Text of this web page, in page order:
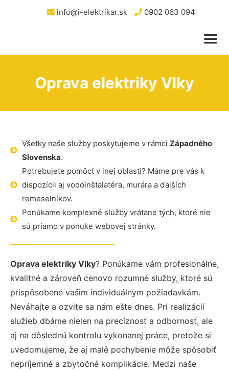
info@i-elektrikar.sk 0902 063 094
Oprava elektriky Vlky
Všetky naše služby poskytujeme v rámci Západného
Slovenska.
Potrebujete pomôcť v inej oblasti? Máme pre vás k
dispozícii aj vodoinštalatéra, murára a ďalších
remeselníkov.
Ponúkame komplexné služby vrátane tých, ktoré nie
sú priamo v ponuke webovej stránky.
Oprava elektriky Vlky? Ponúkame vám profesionálne,
kvalitné a zároveň cenovo rozumné služby, ktoré sú
prispôsobené vašim individuálnym požiadavkám.
Neváhajte a ozvite sa nám ešte dnes. Pri realizácií
služieb dbáme nielen na precíznosť a odbornosť, ale
aj na dôslednú kontrolu vykonanej práce, pretože si
uvedomujeme, že aj malé pochybenie môže spôsobiť
nepríjemné a zbytočné komplikácie. Medzi naše